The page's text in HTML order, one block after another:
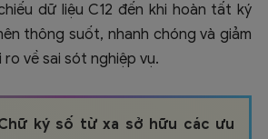
dữ liệu C12 đến khi hoàn tất ký
thông suốt, nhanh chóng và giảm
về sai sót nghiệp vụ.
ký số từ xa sở hữu các ưu